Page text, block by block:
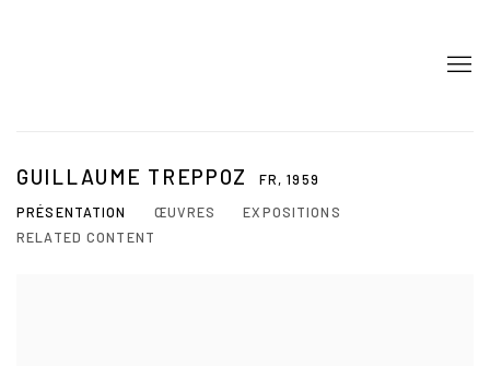
GUILLAUME TREPPOZ FR,1959
PRÉSENTATION
ŒUVRES
EXPOSITIONS
RELATED CONTENT